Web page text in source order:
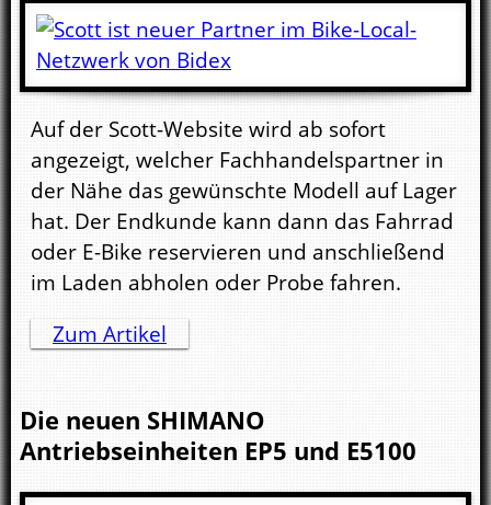
Auf der Scott-Website wird ab sofort
angezeigt, welcher Fachhandelspartner in
der Nähe das gewünschte Modell auf Lager
hat. Der Endkunde kann dann das Fahrrad
oder E-Bike reservieren und anschließend
im Laden abholen oder Probe fahren.
Zum Artikel
Die neuen SHIMANO
Antriebseinheiten EP5 und E5100